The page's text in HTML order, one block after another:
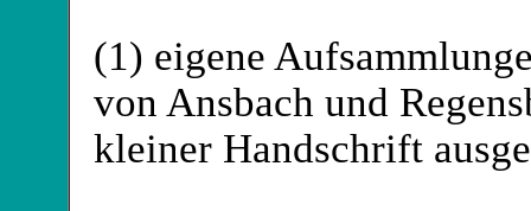
(1) eigene
von Ansbach und
kleiner Handschrift